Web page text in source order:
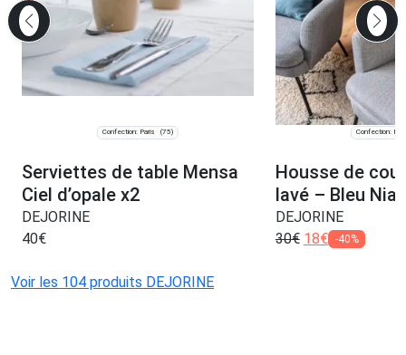
Confection: Paris (75)
Serviettes de table Mensa
Ciel d’opale x2
DEJORINE
40€
Confection:
Housse de
lavé – Bleu
DEJORINE
30€ 18€ -40%
Voir les 104 produits DEJORINE